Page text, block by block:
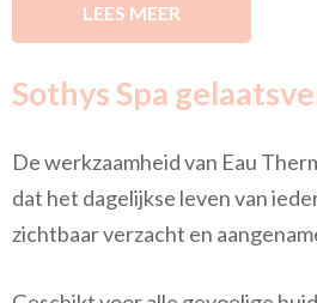
LEES MEER
Sothys Spa
De werkzaamheid van Eau
dat het dagelijkse leven van
zichtbaar verzacht en